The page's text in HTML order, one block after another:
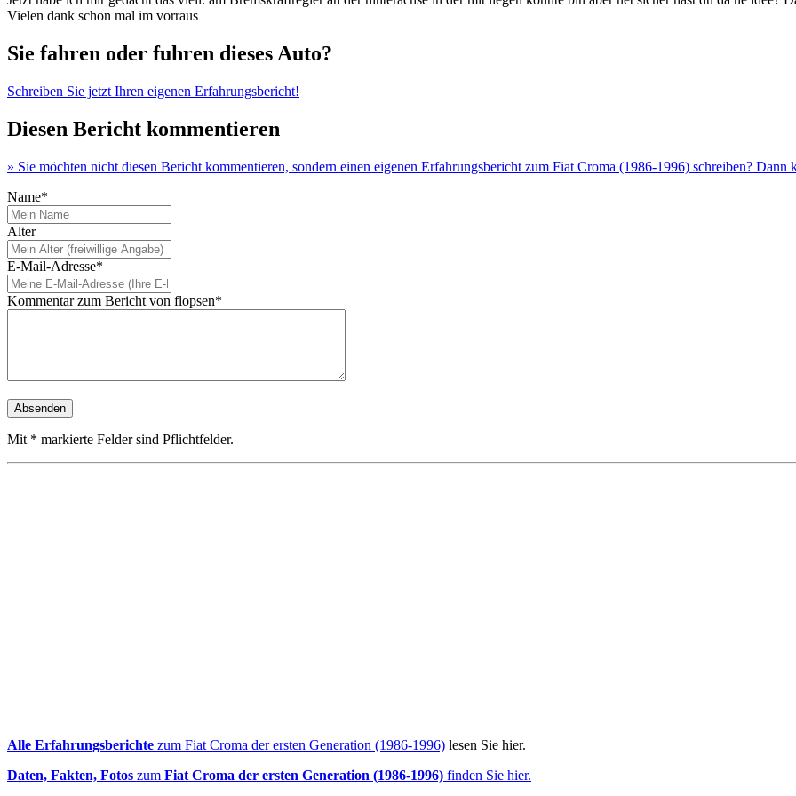
Vielen dank schon mal im vorraus
Sie fahren oder fuhren dieses Auto?
Schreiben Sie jetzt Ihren eigenen Erfahrungsbericht!
Diesen Bericht kommentieren
» Sie möchten nicht diesen Bericht kommentieren, sondern einen eigenen Erfahrungsbericht zum Fiat Croma (1986-1996) schreiben? Dann
Name*
Alter
E-Mail-Adresse*
Kommentar zum Bericht von flopsen*
Mit * markierte Felder sind Pflichtfelder.
Alle Erfahrungsberichte zum Fiat Croma der ersten Generation (1986-1996) lesen Sie hier.
Daten, Fakten, Fotos zum Fiat Croma der ersten Generation (1986-1996) finden Sie hier.